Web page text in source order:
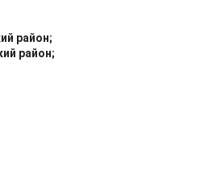
район;
район;